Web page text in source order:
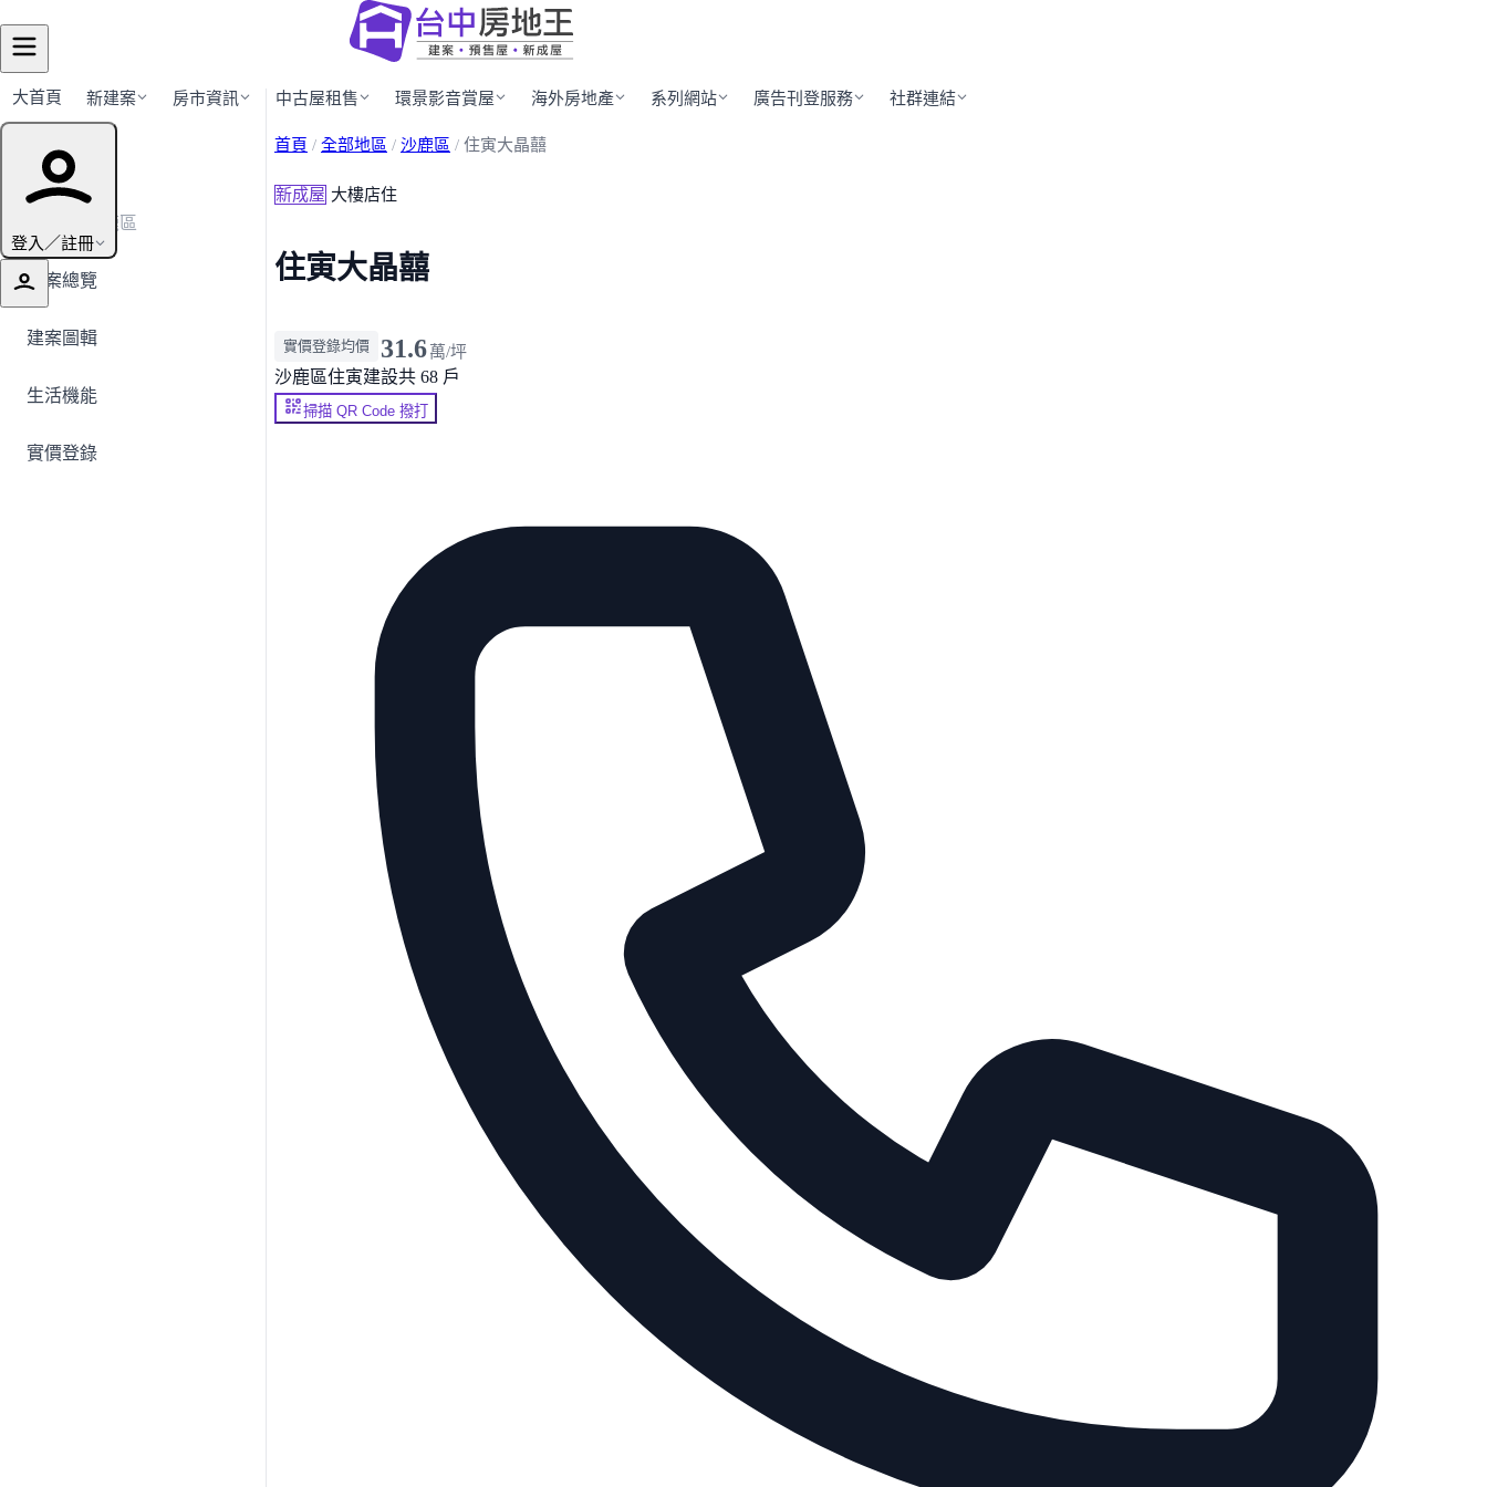
大首頁 新建案 房市資訊 中古屋租售 環景影音賞屋 海外房地產 系列網站 廣告刊登服務 社群連結
登入／註冊
建案導覽
← 返回沙鹿區
建案總覽
建案圖輯
生活機能
實價登錄
首頁 / 全部地區 / 沙鹿區 / 住寅大晶囍
新成屋 大樓店住
住寅大晶囍
實價登錄均價 31.6萬/坪
沙鹿區住寅建設共 68 戶
掃描 QR Code 撥打